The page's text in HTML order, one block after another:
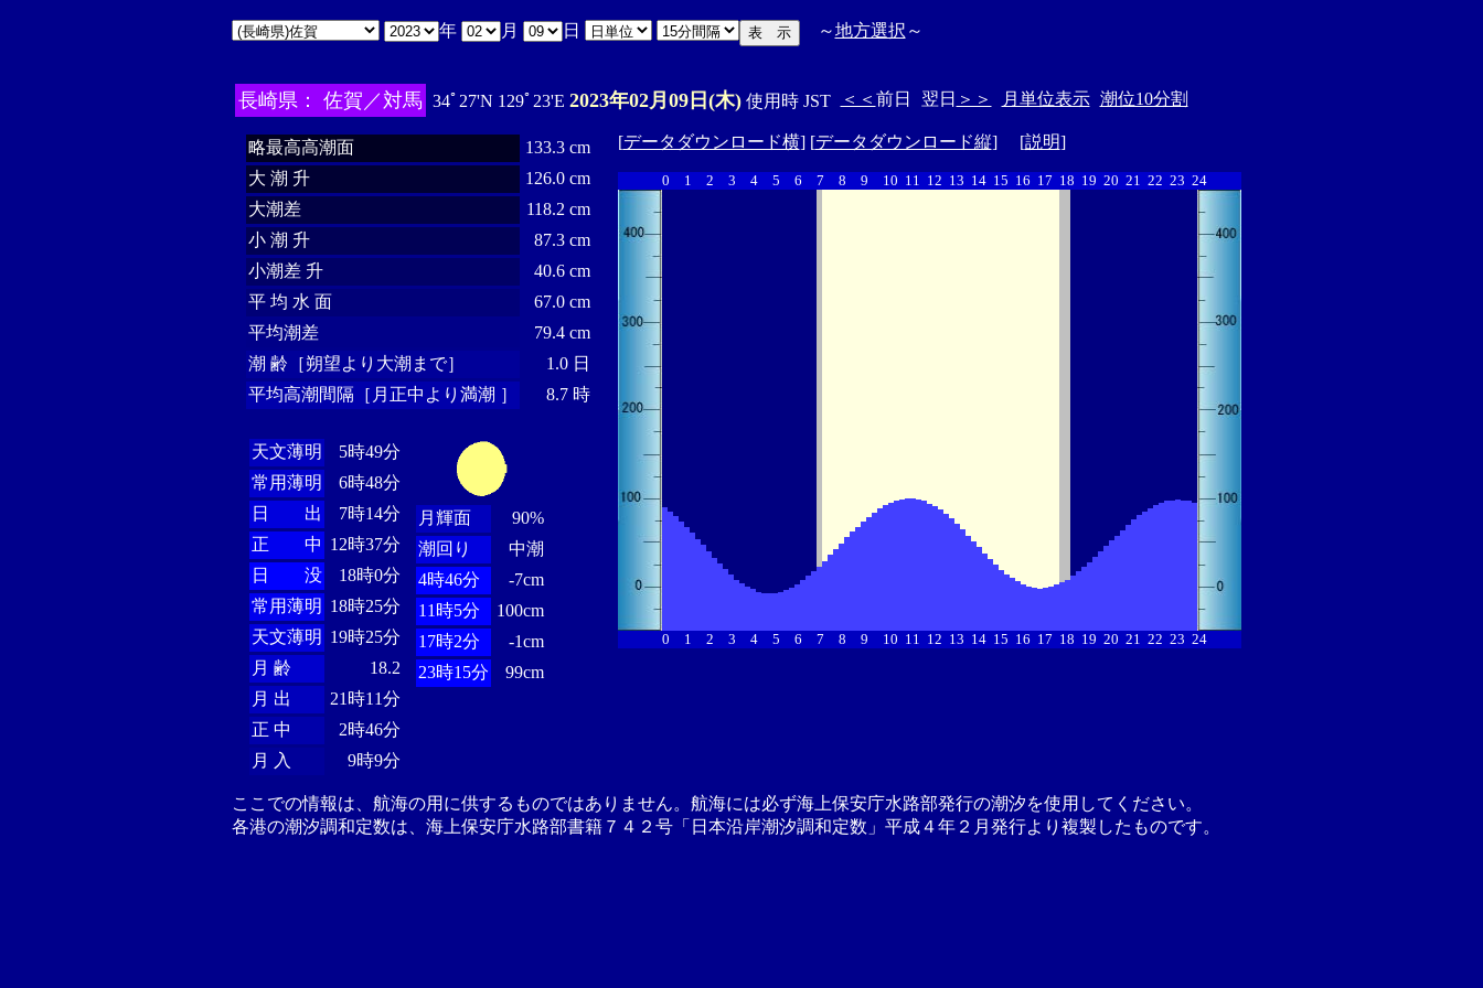
年 月 日 ～地方選択 ～
長崎県： 佐賀／対馬 34ﾟ27'N 129ﾟ23'E 2023年02月09日(木)使用時 JST ＜＜ 前日 翌日 ＞＞ 月単位表示 潮位10分割
略最高高潮面
133.3 cm
大 潮 升
126.0 cm
大潮差
118.2 cm
小 潮 升
87.3 cm
小潮差 升
40.6 cm
平 均 水 面
67.0 cm
平均潮差
79.4 cm
潮 齢［朔望より大潮まで］
1.0 日
平均高潮間隔［月正中より満潮 ］
8.7 時
天文薄明
5時49分
常用薄明
6時48分
日 出
7時14分
正 中 12時37分
日 没
18時0分
常用薄明 18時25分
天文薄明 19時25分
月 齢
18.2
月 出
21時11分
正 中
2時46分
月 入
9時9分
月輝面
90%
潮回り
中潮
4時46分
-7cm
11時5分
100cm
17時2分
-1cm
23時15分
99cm
[データダウンロード横] [データダウンロード縦] [説明]
0 1 2 3 4 5 6 7 8 9 10 11 12 13 14 15 16 17 18 19 20 21 22 23 24
0 1 2 3 4 5 6 7 8 9 10 11 12 13 14 15 16 17 18 19 20 21 22 23 24
ここでの情報は、航海の用に供するものではありません。航海には必ず海上保安庁水路部発行の潮汐を使用してください。
各港の潮汐調和定数は、海上保安庁水路部書籍７４２号「日本沿岸潮汐調和定数」平成４年２月発行より複製したものです。